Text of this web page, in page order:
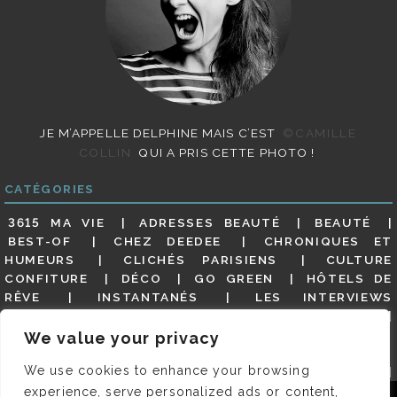
We value your privacy
We use cookies to enhance your browsing
experience, serve personalized ads or content,
JE M’APPELLE DELPHINE MAIS C’EST
©CAMILLE
COLLIN
QUI A PRIS CETTE PHOTO !
CATÉGORIES
3615 MA VIE ADRESSES BEAUTÉ
BEAUTÉ
BEST-OF
CHEZ DEEDEE
CHRONIQUES ET
HUMEURS
CLICHÉS PARISIENS
CULTURE
CONFITURE
DÉCO GO GREEN
HÔTELS DE
RÊVE
INSTANTANÉS
LES INTERVIEWS
MES ADRESSES
MODE NON CLASSÉ
GUIDE
PARIS EN PHOTOS
RESTAURANTS
REVUE DE PRESSE DÉTAILLÉE, SIOU PLAIT